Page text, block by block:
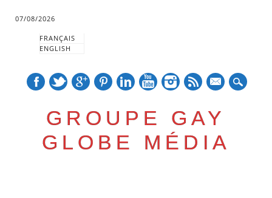
07/08/2026
FRANÇAIS
ENGLISH
GROUPE GAY
GLOBE MÉDIA